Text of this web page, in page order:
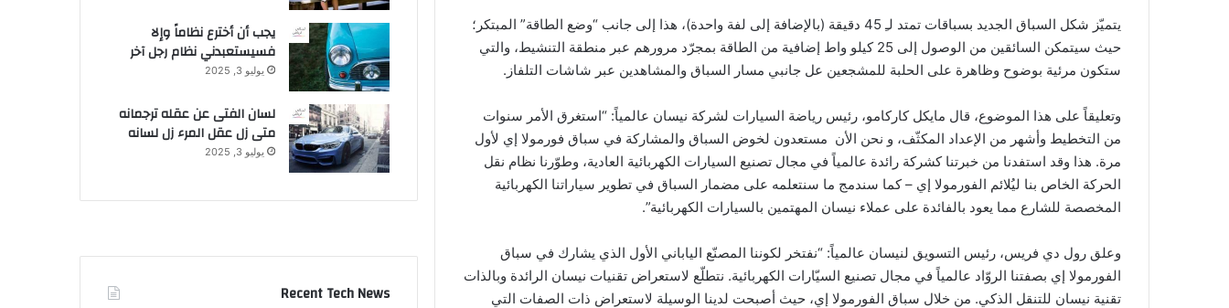
يتميّز شكل السباق الجديد بسباقات تمتد لـِ 45 دقيقة (بالإضافة إلى لفة واحدة)، هذا إلى جانب “وضع الطاقة” المبتكر؛
حيث سيتمكن السائقين من الوصول إلى 25 كيلو واط إضافية من الطاقة بمجرّد مرورهم عبر منطقة التنشيط، والتي
ستكون مرئية بوضوح وظاهرة على الحلبة للمشجعين عل جانبي مسار السباق والمشاهدين عبر شاشات التلفاز.
وتعليقاً على هذا الموضوع، قال مايكل كاركامو، رئيس رياضة السيارات لشركة نيسان عالمياً: “استغرق الأمر سنوات
من التخطيط وأشهر من الإعداد المكثّف، و نحن الأن مستعدون لخوض السباق والمشاركة في سباق فورمولا إي لأول
مرة. هذا وقد استفدنا من خبرتنا كشركة رائدة عالمياً في مجال تصنيع السيارات الكهربائية العادية، وطوّرنا نظام نقل
الحركة الخاص بنا ليُلائم الفورمولا إي – كما سندمج ما سنتعلمه على مضمار السباق في تطوير سياراتنا الكهربائية
المخصصة للشارع مما يعود بالفائدة على عملاء نيسان المهتمين بالسيارات الكهربائية”.
وعلق رول دي فريس، رئيس التسويق لنيسان عالمياً: “نفتخر لكوننا المصنّع الياباني الأول الذي يشارك في سباق
الفورمولا إي بصفتنا الروّاد عالمياً في مجال تصنيع السيّارات الكهربائية. نتطلّع لاستعراض تقنيات نيسان الرائدة وبالذات
تقنية نيسان للتنقل الذكي. من خلال سباق الفورمولا إي، حيث أصبحت لدينا الوسيلة لاستعراض ذات الصفات التي
يجب أن أخترع نظاماً وإلا
فسيستعبدني نظام رجل آخر
يوليو 3, 2025
لسان الفتى عن عقله ترجمانه
متى زل عقل المرء زل لسانه
يوليو 3, 2025
Recent Tech News